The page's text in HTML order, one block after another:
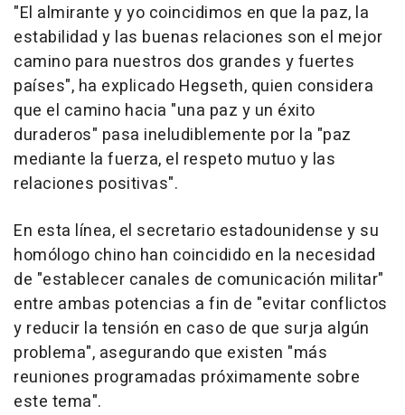
"El almirante y yo coincidimos en que la paz, la
estabilidad y las buenas relaciones son el mejor
camino para nuestros dos grandes y fuertes
países", ha explicado Hegseth, quien considera
que el camino hacia "una paz y un éxito
duraderos" pasa ineludiblemente por la "paz
mediante la fuerza, el respeto mutuo y las
relaciones positivas".
En esta línea, el secretario estadounidense y su
homólogo chino han coincidido en la necesidad
de "establecer canales de comunicación militar"
entre ambas potencias a fin de "evitar conflictos
y reducir la tensión en caso de que surja algún
problema", asegurando que existen "más
reuniones programadas próximamente sobre
este tema".